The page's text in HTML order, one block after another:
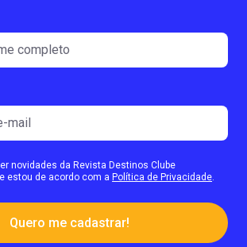
novidades da Revista Destinos Clube
estou de acordo com a Política de Privacidade.
Quero me cadastrar!